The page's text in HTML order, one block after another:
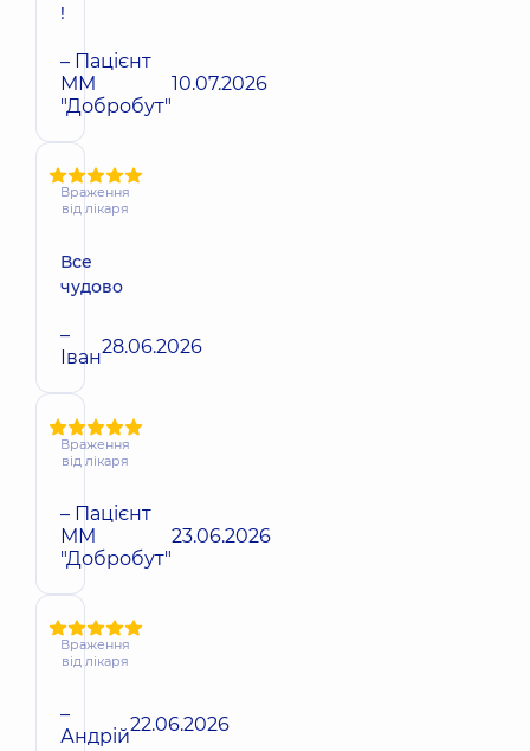
!
– Пацієнт
ММ
"Добробут"
10.07.2026
Враження
від лікаря
Все
чудово
–
Іван28.06.2026
Враження
від лікаря
– Пацієнт
ММ
"Добробут"
23.06.2026
Враження
від лікаря
–
Андрій22.06.2026